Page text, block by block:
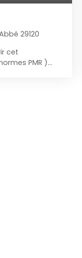
29120
cet
PMR )